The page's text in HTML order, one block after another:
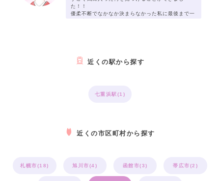
た！！
優柔不断でなかなか決まらなかった私に最後まで一
近くの駅から探す
七重浜駅(1)
近くの市区町村から探す
札幌市(18) 旭川市(4) 函館市(3) 帯広市(2)